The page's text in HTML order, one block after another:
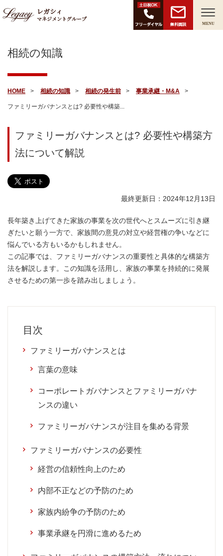
レガシィ
マネジメントグループ
無料面談 MENU
相続の知識
HOME 相続の知識 相続の発生前 事業承継・M&A
ファミリーガバナンスとは? 必要性や構築...
ファミリーガバナンスとは? 必要性や構築方
法について解説
最終更新日：2024年12月13日
長年築き上げてきた家族の事業を次の世代へとスムーズに引き継
ぎたいと願う一方で、家族間の意見の対立や経営権の争いなどに
悩んでいる方もいるかもしれません。
この記事では、ファミリーガバナンスの重要性と具体的な構築方
法を解説します。この知識を活用し、家族の事業を持続的に発展
させるための第一歩を踏み出しましょう。
目次
ファミリーガバナンスとは
言葉の意味
コーポレートガバナンスとファミリーガバナ
ンスの違い
ファミリーガバナンスが注目を集める背景
ファミリーガバナンスの必要性
経営の信頼性向上のため
内部不正などの予防のため
家族内紛争の予防のため
事業承継を円滑に進めるため